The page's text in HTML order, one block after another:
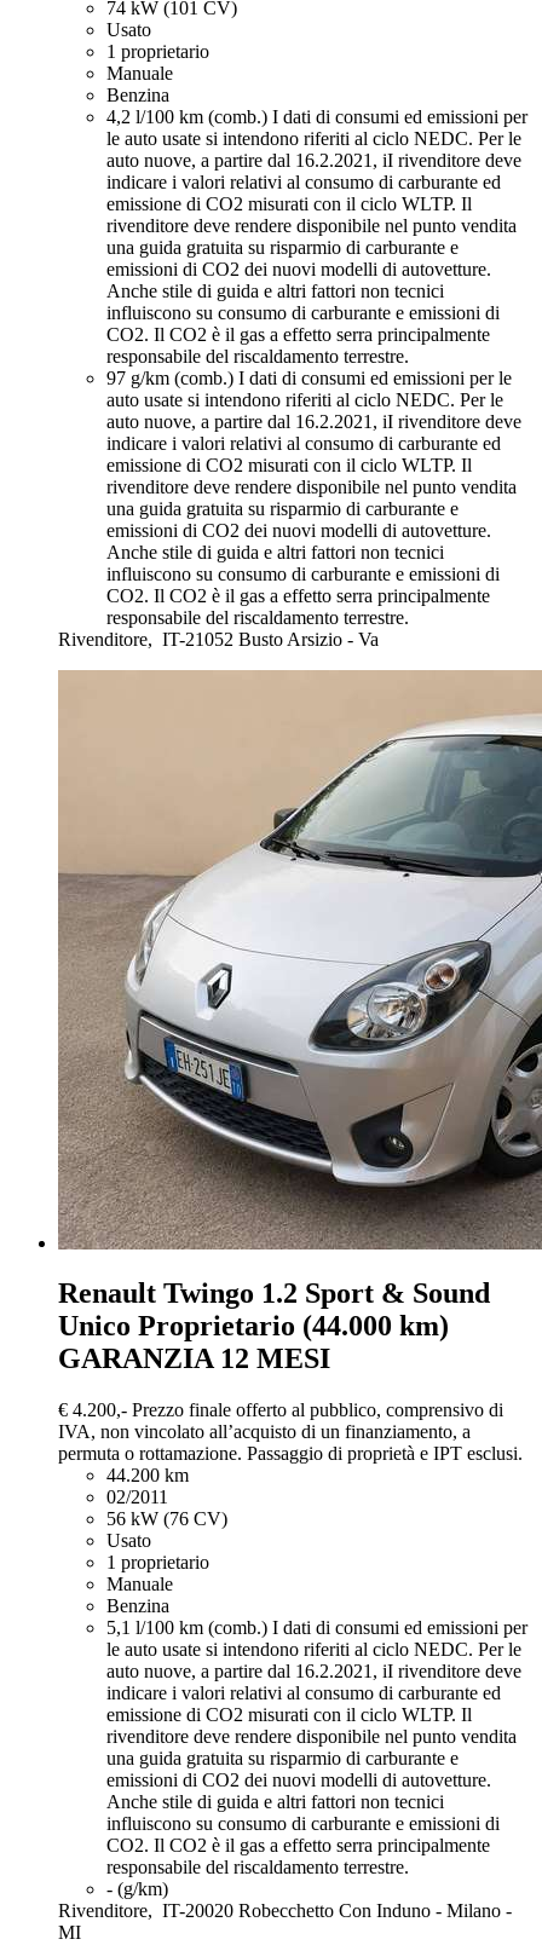
74 kW (101 CV)
Usato
1 proprietario
Manuale
Benzina
4,2 l/100 km (comb.) I dati di consumi ed emissioni per
le auto usate si intendono riferiti al ciclo NEDC. Per le
auto nuove, a partire dal 16.2.2021, iI rivenditore deve
indicare i valori relativi al consumo di carburante ed
emissione di CO2 misurati con il ciclo WLTP. Il
rivenditore deve rendere disponibile nel punto vendita
una guida gratuita su risparmio di carburante e
emissioni di CO2 dei nuovi modelli di autovetture.
Anche stile di guida e altri fattori non tecnici
influiscono su consumo di carburante e emissioni di
CO2. Il CO2 è il gas a effetto serra principalmente
responsabile del riscaldamento terrestre.
97 g/km (comb.) I dati di consumi ed emissioni per le
auto usate si intendono riferiti al ciclo NEDC. Per le
auto nuove, a partire dal 16.2.2021, iI rivenditore deve
indicare i valori relativi al consumo di carburante ed
emissione di CO2 misurati con il ciclo WLTP. Il
rivenditore deve rendere disponibile nel punto vendita
una guida gratuita su risparmio di carburante e
emissioni di CO2 dei nuovi modelli di autovetture.
Anche stile di guida e altri fattori non tecnici
influiscono su consumo di carburante e emissioni di
CO2. Il CO2 è il gas a effetto serra principalmente
responsabile del riscaldamento terrestre.
Rivenditore, IT-21052 Busto Arsizio - Va
Renault Twingo 1.2 Sport & Sound
Unico Proprietario (44.000 km)
GARANZIA 12 MESI
€ 4.200,- Prezzo finale offerto al pubblico, comprensivo di
IVA, non vincolato all’acquisto di un finanziamento, a
permuta o rottamazione. Passaggio di proprietà e IPT esclusi.
44.200 km
02/2011
56 kW (76 CV)
Usato
1 proprietario
Manuale
Benzina
5,1 l/100 km (comb.) I dati di consumi ed emissioni per
le auto usate si intendono riferiti al ciclo NEDC. Per le
auto nuove, a partire dal 16.2.2021, iI rivenditore deve
indicare i valori relativi al consumo di carburante ed
emissione di CO2 misurati con il ciclo WLTP. Il
rivenditore deve rendere disponibile nel punto vendita
una guida gratuita su risparmio di carburante e
emissioni di CO2 dei nuovi modelli di autovetture.
Anche stile di guida e altri fattori non tecnici
influiscono su consumo di carburante e emissioni di
CO2. Il CO2 è il gas a effetto serra principalmente
responsabile del riscaldamento terrestre.
- (g/km)
Rivenditore, IT-20020 Robecchetto Con Induno - Milano -
MI